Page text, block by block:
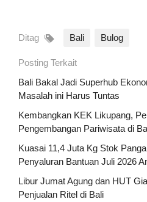
Ditag Bali Bulog
Posting Terkait
Bali Bakal Jadi Superhub
Masalah ini Harus Tuntas
Kembangkan KEK Likupang,
Pengembangan Pariwisata di
Kuasai 11,4 Juta Kg Stok
Penyaluran Bantuan Juli 2026
Libur Jumat Agung dan HUT
Penjualan Ritel di Bali